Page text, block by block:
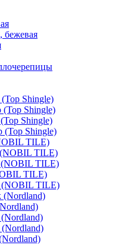
бежевая
Shingle)
(Top Shingle)
Shingle)
(Top Shingle)
TILE)
TILE)
TILE)
TILE)
TILE)
(Nordland)